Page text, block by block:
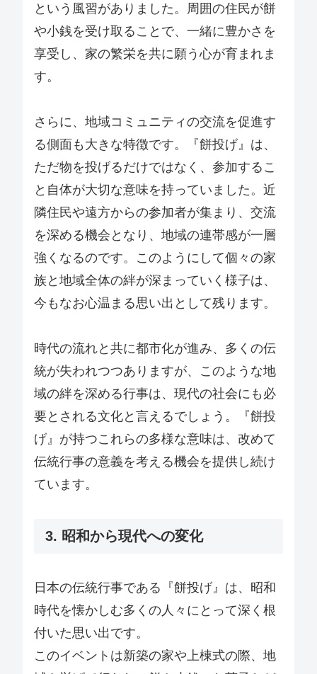
という風習がありました。周囲の住民が餅
や小銭を受け取ることで、一緒に豊かさを
享受し、家の繁栄を共に願う心が育まれま
す。
さらに、地域コミュニティの交流を促進す
る側面も大きな特徴です。『餅投げ』は、
ただ物を投げるだけではなく、参加するこ
と自体が大切な意味を持っていました。近
隣住民や遠方からの参加者が集まり、交流
を深める機会となり、地域の連帯感が一層
強くなるのです。このようにして個々の家
族と地域全体の絆が深まっていく様子は、
今もなお心温まる思い出として残ります。
時代の流れと共に都市化が進み、多くの伝
統が失われつつありますが、このような地
域の絆を深める行事は、現代の社会にも必
要とされる文化と言えるでしょう。『餅投
げ』が持つこれらの多様な意味は、改めて
伝統行事の意義を考える機会を提供し続け
ています。
3. 昭和から現代への変化
日本の伝統行事である『餅投げ』は、昭和
時代を懐かしむ多くの人々にとって深く根
付いた思い出です。
このイベントは新築の家や上棟式の際、地